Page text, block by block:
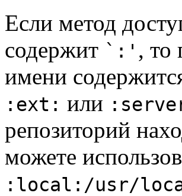
Если метод
содержит `:' , то
имени
:ext: или
репозиторий
можете
:local:/usr/